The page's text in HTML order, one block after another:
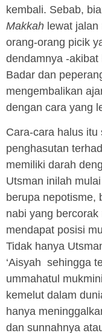
kembali. Sebab,
Makkah lewat jalan
orang-orang picik
dendamnya -
Badar dan
mengembalikan
dengan cara yang
Cara-cara halus
penghasutan
memiliki darah
Utsman inilah
berupa nepotisme,
nabi yang
mendapat posisi
Tidak hanya
‘Aisyah sehingga
ummahatul
kemelut dalam
hanya
dan sunnahnya